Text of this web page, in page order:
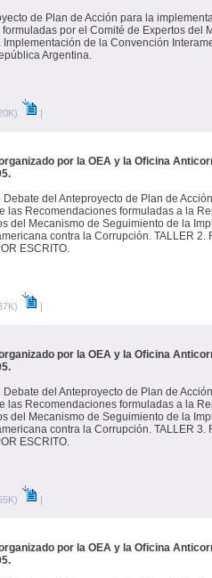
de Plan de Acción para la
por el Comité de Expertos del
de la Convención
Argentina.
|
por la OEA y la Oficina
del Anteproyecto de Plan de
las Recomendaciones formuladas a la
del Mecanismo de Seguimiento de la
contra la Corrupción. TALLER 2.
ESCRITO.
|
por la OEA y la Oficina
del Anteproyecto de Plan de
las Recomendaciones formuladas a la
del Mecanismo de Seguimiento de la
contra la Corrupción. TALLER 3.
ESCRITO.
|
por la OEA y la Oficina